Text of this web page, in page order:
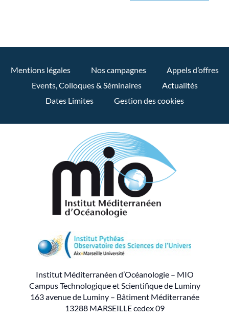
Mentions légales Nos campagnes
Appels d’offres
Events, Colloques & Séminaires
Actualités
Dates Limites
Gestion des cookies
Institut Méditerranéen d’Océanologie – MIO
Campus Technologique et Scientifique de Luminy
163 avenue de Luminy – Bâtiment Méditerranée
13288 MARSEILLE cedex 09